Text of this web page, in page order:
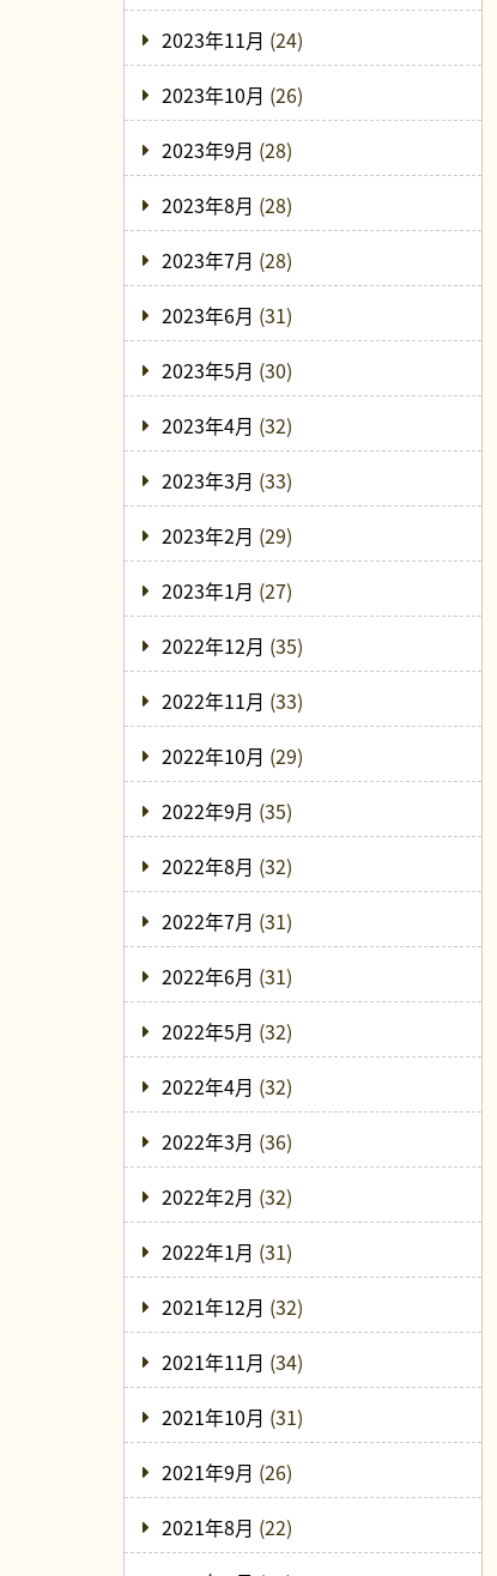
2023年11月 (24)
2023年10月 (26)
2023年9月 (28)
2023年8月 (28)
2023年7月 (28)
2023年6月 (31)
2023年5月 (30)
2023年4月 (32)
2023年3月 (33)
2023年2月 (29)
2023年1月 (27)
2022年12月 (35)
2022年11月 (33)
2022年10月 (29)
2022年9月 (35)
2022年8月 (32)
2022年7月 (31)
2022年6月 (31)
2022年5月 (32)
2022年4月 (32)
2022年3月 (36)
2022年2月 (32)
2022年1月 (31)
2021年12月 (32)
2021年11月 (34)
2021年10月 (31)
2021年9月 (26)
2021年8月 (22)